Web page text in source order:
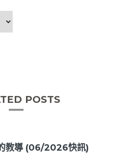
POSTS
教導 (06/2026快訊)